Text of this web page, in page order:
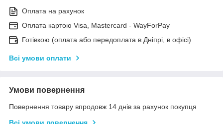
Оплата на рахунок
Оплата картою Visa, Mastercard - WayForPay
Готівкою (оплата або передоплата в Дніпрі, в офісі)
Всі умови оплати
Умови повернення
Повернення товару впродовж 14 днів за рахунок покупця